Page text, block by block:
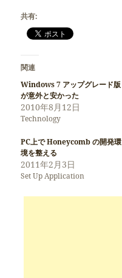
共有:
関連
Windows 7 アップグレード版
が意外と安かった
2010年8月12日
Technology
PC上で Honeycomb の開発環
境を整える
2011年2月3日
Set Up Application